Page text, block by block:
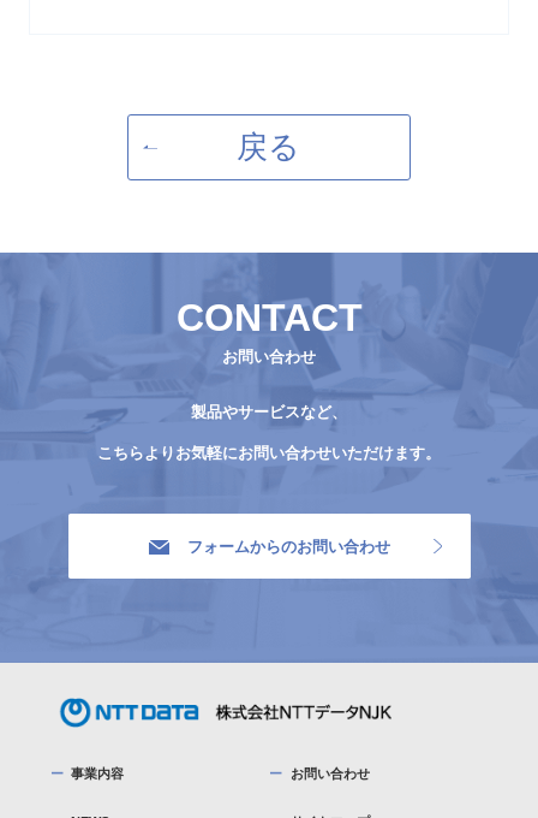
戻る
CONTACT
お問い合わせ
製品やサービスなど、
こちらよりお気軽にお問い合わせいただけます。
フォームからのお問い合わせ
事業内容 お問い合わせ